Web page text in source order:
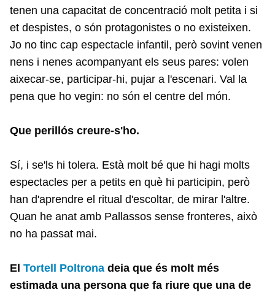
tenen una capacitat de concentració molt petita i si
et despistes, o són protagonistes o no existeixen.
Jo no tinc cap espectacle infantil, però sovint venen
nens i nenes acompanyant els seus pares: volen
aixecar-se, participar-hi, pujar a l'escenari. Val la
pena que ho vegin: no són el centre del món.
Que perillós creure-s'ho.
Sí, i se'ls hi tolera. Està molt bé que hi hagi molts
espectacles per a petits en què hi participin, però
han d'aprendre el ritual d'escoltar, de mirar l'altre.
Quan he anat amb Pallassos sense fronteres, això
no ha passat mai.
El Tortell Poltrona deia que és molt més
estimada una persona que fa riure que una de